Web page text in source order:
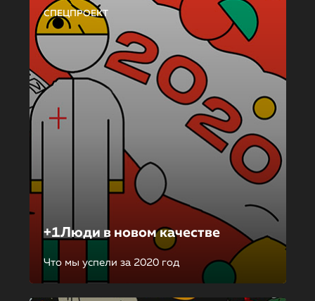
СПЕЦПРОЕКТ
+1Люди в новом качестве
Что мы успели за 2020 год